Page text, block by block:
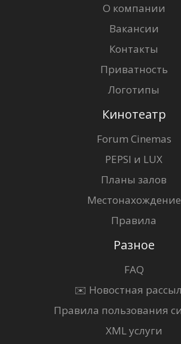
О компании
Вакансии
Контакты
Приватность
Логотипы
Кинотеатр
Forum Cinemas
PEPSI и LUX
Планы залов
Местонахождение
Правила
Разное
FAQ
✉️ Новостная
Правила пользования
XML услуги